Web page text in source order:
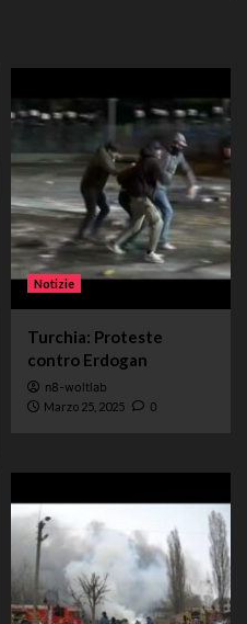
Notizie
Turchia: Proteste
contro Erdogan
n8-woltlab
Marzo 25, 2025 0